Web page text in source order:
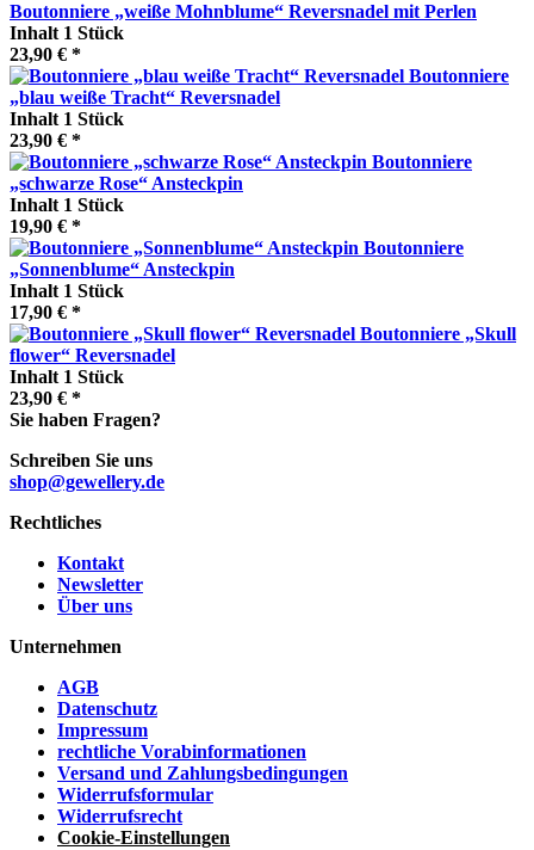
Boutonniere „weiße Mohnblume“ Reversnadel mit Perlen
Inhalt 1 Stück
23,90 € *
Boutonniere
„blau weiße Tracht“ Reversnadel
Inhalt 1 Stück
23,90 € *
Boutonniere
„schwarze Rose“ Ansteckpin
Inhalt 1 Stück
19,90 € *
Boutonniere
„Sonnenblume“ Ansteckpin
Inhalt 1 Stück
17,90 € *
Boutonniere „Skull
flower“ Reversnadel
Inhalt 1 Stück
23,90 € *
Sie haben Fragen?
Schreiben Sie uns
shop@gewellery.de
Rechtliches
Kontakt
Newsletter
Über uns
Unternehmen
AGB
Datenschutz
Impressum
rechtliche Vorabinformationen
Versand und Zahlungsbedingungen
Widerrufsformular
Widerrufsrecht
Cookie-Einstellungen